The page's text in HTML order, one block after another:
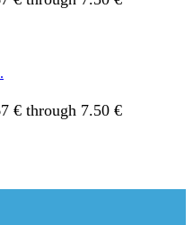
€ through 7.50 €